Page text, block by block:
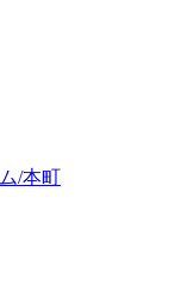
/本町